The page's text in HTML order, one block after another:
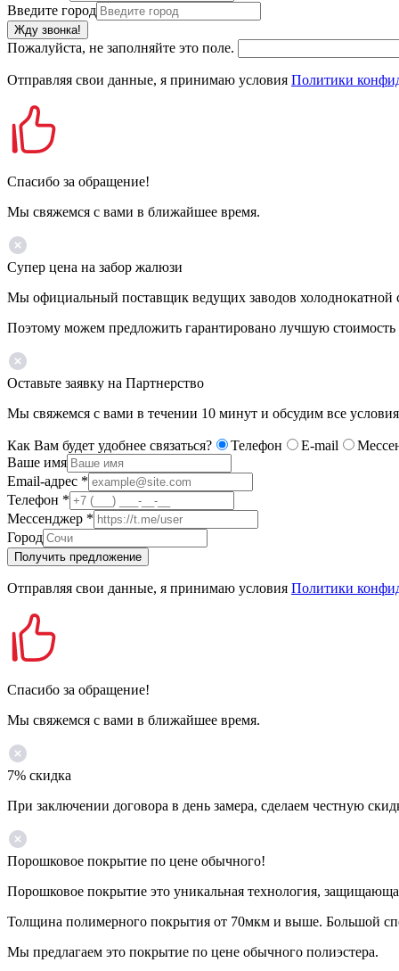
Введите город
Жду звонка!
Пожалуйста, не заполняйте это поле.
Отправляя свои данные, я принимаю условия Политики
Спасибо за обращение!
Мы свяжемся с вами в ближайшее время.
Супер цена на забор жалюзи
Мы официальный поставщик ведущих заводов холоднокатной
Поэтому можем предложить гарантировано лучшую стоимость
Оставьте заявку на Партнерство
Мы свяжемся с вами в течении 10 минут и обсудим все условия
Как Вам будет удобнее связаться? Телефон E-mail
Ваше имя
Email-адрес *
Телефон *
Мессенджер *
Город
Получить предложение
Отправляя свои данные, я принимаю условия Политики
Спасибо за обращение!
Мы свяжемся с вами в ближайшее время.
7% скидка
При заключении договора в день замера, сделаем честную
Порошковое покрытие по цене обычного!
Порошковое покрытие это уникальная технология,
Толщина полимерного покрытия от 70мкм и выше. Большой
Мы предлагаем это покрытие по цене обычного полиэстера.